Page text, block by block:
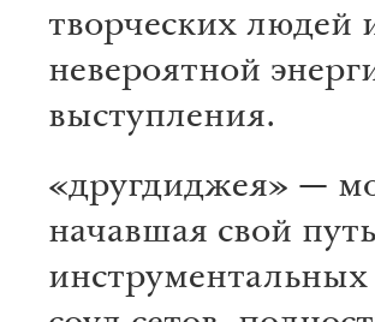
творческих людей
невероятной
выступления.
«другдиджея» —
начавшая свой